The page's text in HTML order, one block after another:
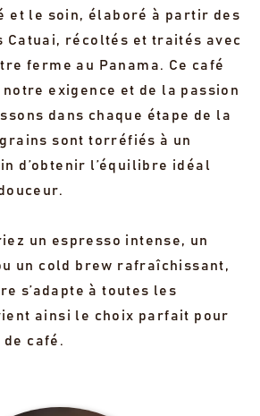
et le soin, élaboré à partir des
Catuai, récoltés et traités avec
ferme au Panama. Ce café
exigence et de la passion
dans chaque étape de la
sont torréfiés à un
d’obtenir l’équilibre idéal
un espresso intense, un
un cold brew rafraîchissant,
s’adapte à toutes les
ainsi le choix parfait pour
café.